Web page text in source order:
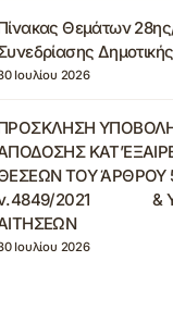
Θεμάτων
Ιουλίου 2026
ΤΟΥ ΆΡΘΡΟΥ
2021 &
Ιουλίου 2026